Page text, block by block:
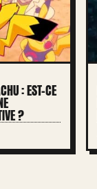
: EST-CE
?